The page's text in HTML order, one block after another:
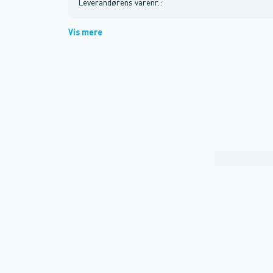
Leverandørens varenr. :
Vis mere